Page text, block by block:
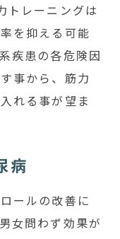
トレーニングは
を抑える可能
疾患の各危険因
事から、筋力
れる事が望ま
病
ールの改善に
女問わず効果が